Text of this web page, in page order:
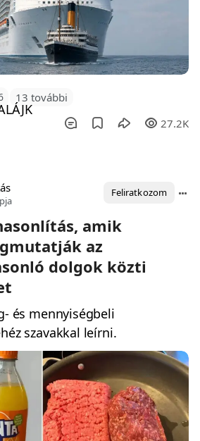
13 további
27.2K
Feliratkozom
amik
az
dolgok közti
és mennyiségbeli
szavakkal leírni.